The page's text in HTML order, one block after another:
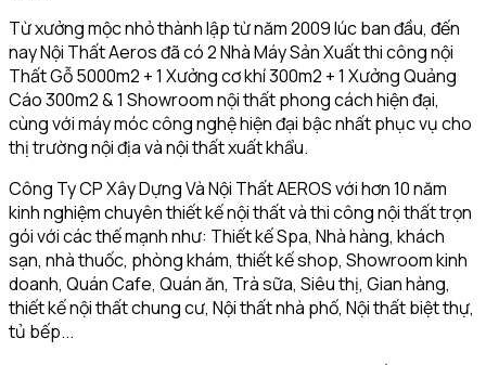
Từ xưởng mộc nhỏ thành lập từ năm 2009 lúc ban đầu, đến
nay Nội Thất Aeros đã có 2 Nhà Máy Sản Xuất thi công nội
Thất Gỗ 5000m2 + 1 Xưởng cơ khí 300m2 + 1 Xưởng Quảng
Cáo 300m2 & 1 Showroom nội thất phong cách hiện đại,
cùng với máy móc công nghệ hiện đại bậc nhất phục vụ cho
thị trường nội địa và nội thất xuất khẩu.
Công Ty CP Xây Dựng Và Nội Thất AEROS với hơn 10 năm
kinh nghiệm chuyên thiết kế nội thất và thi công nội thất trọn
gói với các thế mạnh như: Thiết kế Spa, Nhà hàng, khách
sạn, nhà thuốc, phòng khám, thiết kế shop, Showroom kinh
doanh, Quán Cafe, Quán ăn, Trà sữa, Siêu thị, Gian hàng,
thiết kế nội thất chung cư, Nội thất nhà phố, Nội thất biệt thự,
tủ bếp...